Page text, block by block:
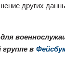
других
в